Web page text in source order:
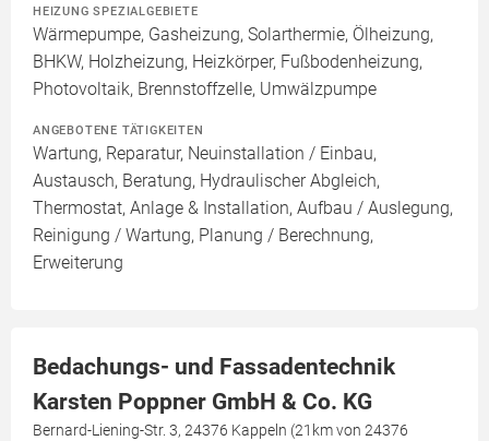
HEIZUNG SPEZIALGEBIETE
Wärmepumpe, Gasheizung, Solarthermie, Ölheizung,
BHKW, Holzheizung, Heizkörper, Fußbodenheizung,
Photovoltaik, Brennstoffzelle, Umwälzpumpe
ANGEBOTENE TÄTIGKEITEN
Wartung, Reparatur, Neuinstallation / Einbau,
Austausch, Beratung, Hydraulischer Abgleich,
Thermostat, Anlage & Installation, Aufbau / Auslegung,
Reinigung / Wartung, Planung / Berechnung,
Erweiterung
Bedachungs- und Fassadentechnik
Karsten Poppner GmbH & Co. KG
Bernard-Liening-Str. 3, 24376 Kappeln (21km von 24376